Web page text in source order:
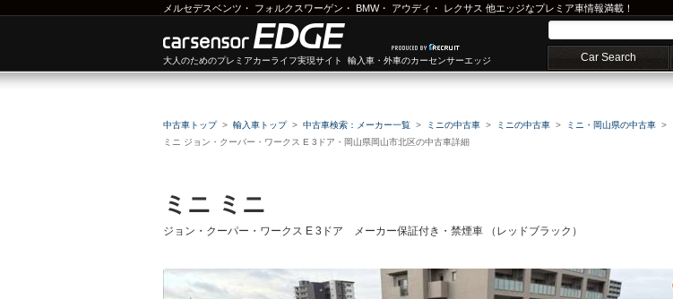
メルセデスベンツ ・ フォルクスワーゲン ・ BMW・ アウディ ・ レクサス 他エッジなプレミア車情報満載！
大人のためのプレミアカーライフ実現サイト 輸入車・外車のカーセンサーエッジ Car Search
中古車トップ 輸入車トップ 中古車検索：メーカー一覧 ミニの中古車 ミニの中古車 ミニ・岡山県の中古車
ミニ ジョン・クーパー・ワークス E 3ドア・岡山県岡山市北区の中古車詳細
ミニ ミニ
ジョン・クーパー・ワークス E 3ドア メーカー保証付き・禁煙車 （レッドブラック）